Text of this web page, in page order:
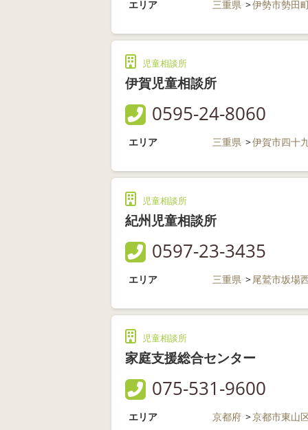
エリア 三重県 伊勢市勢田
児童相談所
伊賀児童相談所
0595-24-8060
エリア 三重県 伊賀市四十
児童相談所
紀州児童相談所
0597-23-3435
エリア 三重県 尾鷲市坂場
児童相談所
家庭支援総合センター
075-531-9600
エリア 京都府 京都市東山